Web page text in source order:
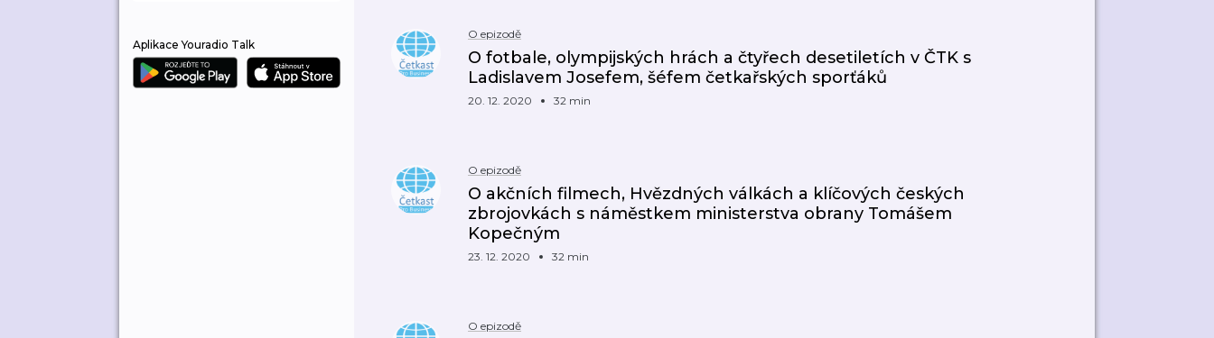
Aplikace Youradio Talk
O epizodě
O fotbale, olympijských hrách a čtyřech desetiletích v ČTK s
Ladislavem Josefem, šéfem četkařských sporťáků
20. 12. 2020 32 min
O epizodě
O akčních filmech, Hvězdných válkách a klíčových českých
zbrojovkách s náměstkem ministerstva obrany Tomášem
Kopečným
23. 12. 2020 32 min
O epizodě